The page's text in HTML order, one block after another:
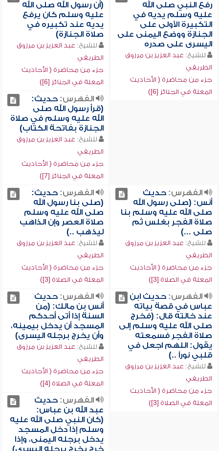
رفع النبي صلى الله
عليه وسلم يديه في
التكبيرة الأولى على
الجنازة ووضع اليمنى على
اليسرى على صدره
للشيخ: عبد العزيز بن مرزوق
الطريفي
جزء من محاضرة ( الأحاديث
المعلة في الجنائز [6])
(أن رسول الله صلى الله
عليه وسلم كان يرفع
يديه عند تكبيره في
صلاة الجنازة)
للشيخ: عبد العزيز بن مرزوق
الطريفي
جزء من محاضرة ( الأحاديث
المعلة في الجنائز [6])
الفهرس:حديث:
(قرأ رسول الله صلى
الله عليه وسلم في صلاة
الجنازة بفاتحة الكتاب)
للشيخ: عبد العزيز بن مرزوق
الطريفي
جزء من محاضرة ( الأحاديث
المعلة في الجنائز [7])
الفهرس:حديث
أنس: (صلى رسول الله
صلى الله عليه وسلم بنا
صلاة الفجر بغلس ثم
صلى ...)
للشيخ: عبد العزيز بن مرزوق
الطريفي
جزء من محاضرة ( الأحاديث
المعلة في الصلاة [3])
الفهرس:حديث:
(صلى بنا رسول الله
صلى الله عليه وسلم
صلاة العصر وإن الذاهب
ليذهب ..)
للشيخ: عبد العزيز بن مرزوق
الطريفي
جزء من محاضرة ( الأحاديث
المعلة في الصلاة [3])
الفهرس:حديث ابن
عباس في قصة بياته
عند خالته قال: (فخرج
صلى الله عليه وسلم إلى
صلاة الفجر فسمعته
يقول: اللهم اجعل في
قلبي نوراً ..)
للشيخ: عبد العزيز بن مرزوق
الطريفي
جزء من محاضرة ( الأحاديث
المعلة في الصلاة [3])
الفهرس:حديث
أنس بن مالك: (من
السنة إذا أتى أحدكم
المسجد أن يدخل بيمينه،
وأن يخرج برجله اليسرى)
للشيخ: عبد العزيز بن مرزوق
الطريفي
جزء من محاضرة ( الأحاديث
المعلة في الصلاة [4])
الفهرس:حديث
عبد الله بن عباس:
(كان النبي صلى الله عليه
وسلم إذا دخل المسجد
يدخل برجله اليمنى، وإذا
خرج يخرج برجله اليسرى)